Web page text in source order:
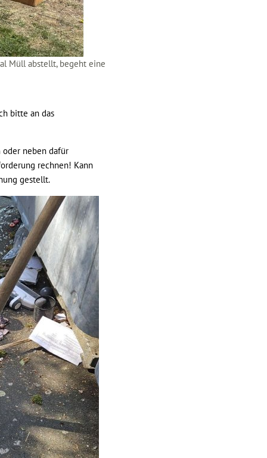
Müll abstellt, begeht eine
bitte an das
oder neben dafür
rechnen! Kann
gestellt.